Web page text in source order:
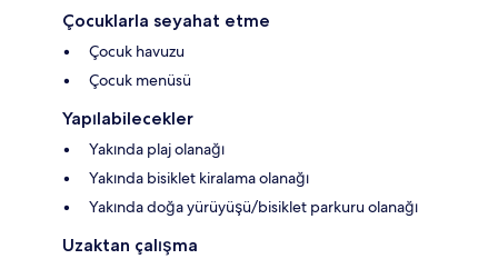
Çocuklarla seyahat etme
Çocuk havuzu
Çocuk menüsü
Yapılabilecekler
Yakında plaj olanağı
Yakında bisiklet kiralama olanağı
Yakında doğa yürüyüşü/bisiklet parkuru olanağı
Uzaktan çalışma